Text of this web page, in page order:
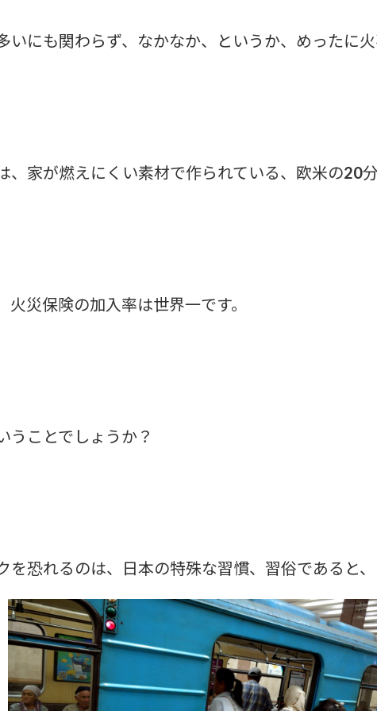
いにも関わらず、なかなか、というか、めったに火
、家が燃えにくい素材で作られている、欧米の20分
火災保険の加入率は世界一です。
うことでしょうか？
を恐れるのは、日本の特殊な習慣、習俗であると、